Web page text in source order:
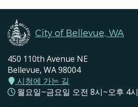
City of Bellevue, WA
450 110th Avenue NE
Bellevue, WA 98004
시청에 가는 길
월요일~금요일 오전 8시~오후 4시